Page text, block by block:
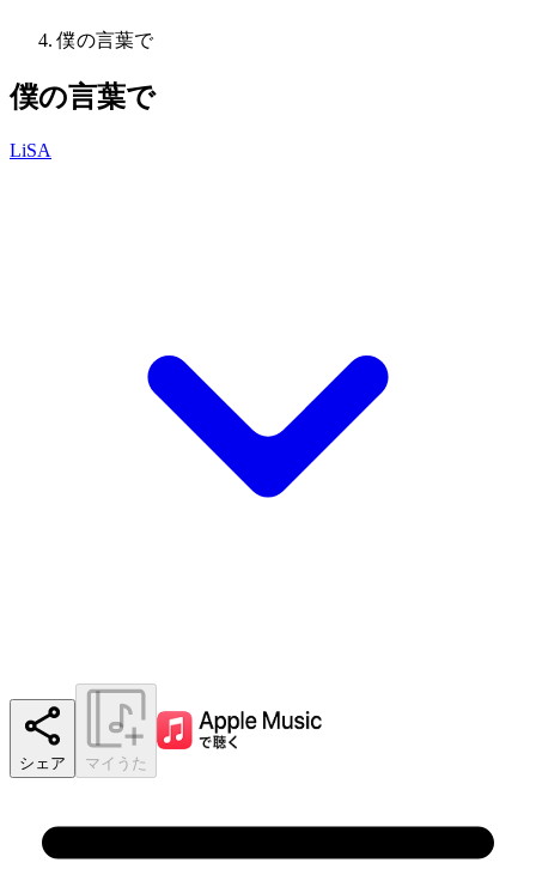
僕の言葉で
僕の言葉で
LiSA
シェア マイうた